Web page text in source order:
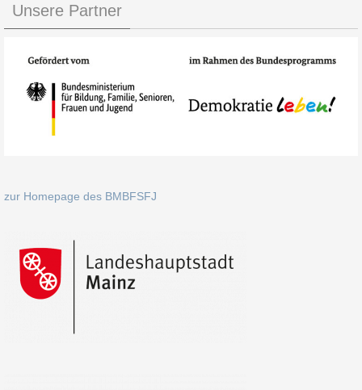
Unsere Partner
zur Homepage des BMBFSFJ